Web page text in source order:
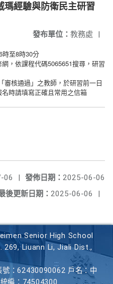
瑪經驗與防衛民主研習
發布單位： 教務處 |
時至8時30分
，依課程代碼5065651搜尋，研習
審核通過」之教師， 於研習前一日
名時請填寫正確且常用之信箱
發佈日期： 2025-06-06
06
|
後更新日期： 2025-06-06 |
Senior High School
269, Liuann Li, Jiali Dist.,
：62430090062 戶名：中
編：74504300